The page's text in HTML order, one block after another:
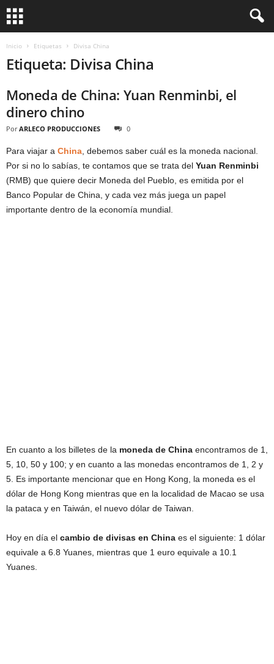
Inicio Etiquetas Divisa China
Etiqueta: Divisa China
Moneda de China: Yuan Renminbi, el
dinero chino
Por ARLECO PRODUCCIONES 0
Para viajar a China , debemos saber cuál es la moneda nacional.
Por si no lo sabías, te contamos que se trata del Yuan Renminbi
(RMB) que quiere decir Moneda del Pueblo, es emitida por el
Banco Popular de China, y cada vez más juega un papel
importante dentro de la economía mundial.
En cuanto a los billetes de la moneda de China encontramos de 1,
5, 10, 50 y 100; y en cuanto a las monedas encontramos de 1, 2 y
5. Es importante mencionar que en Hong Kong, la moneda es el
dólar de Hong Kong mientras que en la localidad de Macao se usa
la pataca y en Taiwán, el nuevo dólar de Taiwan.
Hoy en día el cambio de divisas en China es el siguiente: 1 dólar
equivale a 6.8 Yuanes, mientras que 1 euro equivale a 10.1
Yuanes.